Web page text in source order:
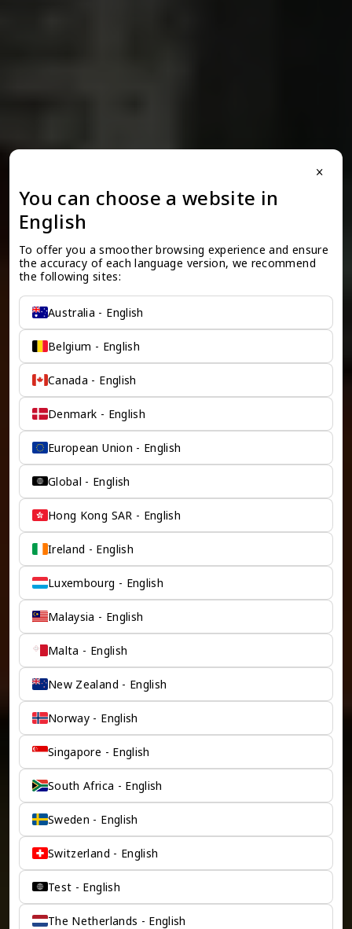
close
You can choose a website in
English
To offer you a smoother browsing experience and ensure
the accuracy of each language version, we recommend
the following sites:
Australia - English
Belgium - English
Canada - English
Denmark - English
European Union - English
Global - English
Hong Kong SAR - English
Ireland - English
Luxembourg - English
Malaysia - English
Malta - English
New Zealand - English
Norway - English
Singapore - English
South Africa - English
Sweden - English
Switzerland - English
Test - English
The Netherlands - English